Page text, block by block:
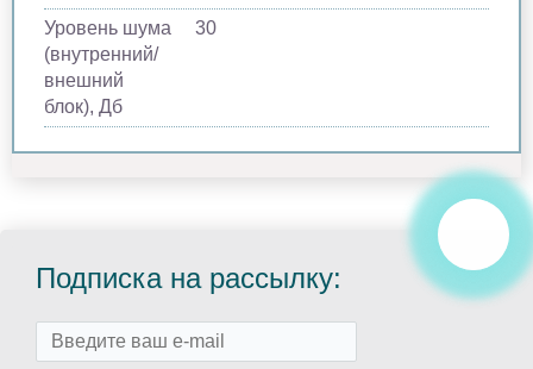
Уровень шума
(внутренний/
внешний
блок), Дб
30
Подписка на рассылку: